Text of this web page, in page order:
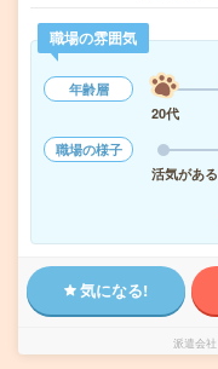
職場の雰囲気
年齢層
20代
職場の様子
活気がある
気になる!
派遣会社